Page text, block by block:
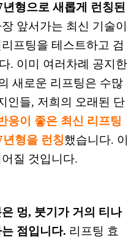
형으로 새롭게 런칭된
앞서가는 최신 기술이
프팅을 테스트하고 검
. 이미 여러차례 공지한
새로운 리프팅은 수많
인들, 저희의 오래된 단
응이 좋은 최신 리프팅
형을 런칭했습니다. 이
질 것입니다.
멍, 붓기가 거의 티나
점입니다. 리프팅 효